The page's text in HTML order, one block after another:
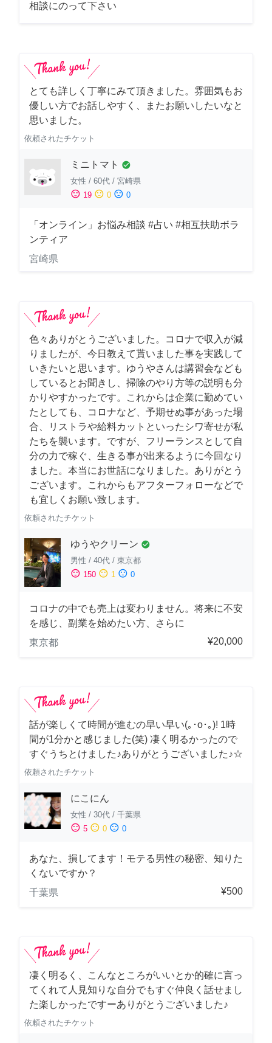
相談にのって下さい
とても詳しく丁寧にみて頂きました。雰囲気もお
優しい方でお話しやすく、またお願いしたいなと
思いました。
依頼されたチケット
ミニトマト check_circle
女性 / 60代 / 宮崎県
sentiment_satisfied 19 sentiment_neutral 0 sentiment_dissatisfied 0
「オンライン」お悩み相談 #占い #相互扶助ボラ
ンティア
宮崎県
色々ありがとうございました。コロナで収入が減
りましたが、今日教えて貰いました事を実践して
いきたいと思います。ゆうやさんは講習会なども
しているとお聞きし、掃除のやり方等の説明も分
かりやすかったです。これからは企業に勤めてい
たとしても、コロナなど、予期せぬ事があった場
合、リストラや給料カットといったシワ寄せが私
たちを襲います。ですが、フリーランスとして自
分の力で稼ぐ、生きる事が出来るように今回なり
ました。本当にお世話になりました。ありがとう
ございます。これからもアフターフォローなどで
も宜しくお願い致します。
依頼されたチケット
ゆうやクリーン check_circle
男性 / 40代 / 東京都
sentiment_satisfied 150 sentiment_neutral 1 sentiment_dissatisfied 0
コロナの中でも売上は変わりません。将来に不安
を感じ、副業を始めたい方、さらに
東京都
¥20,000
話が楽しくて時間が進むの早い早い(｡･о･｡)! 1時
間が1分かと感じました(笑) 凄く明るかったので
すぐうちとけました♪ありがとうございました♪☆
依頼されたチケット
にこにん
女性 / 30代 / 千葉県
sentiment_satisfied 5 sentiment_neutral 0 sentiment_dissatisfied 0
あなた、損してます！モテる男性の秘密、知りた
くないですか？
千葉県
¥500
凄く明るく、こんなところがいいとか的確に言っ
てくれて人見知りな自分でもすぐ仲良く話せまし
た楽しかったですーありがとうございました♪
依頼されたチケット